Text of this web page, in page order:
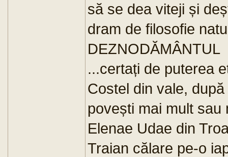
să se dea viteji și
dram de filosofie
DEZNODĂMÂNTUL
...certați de puterea
Costel din vale,
povești mai mult
Elenae Udae din
Traian călare pe-o